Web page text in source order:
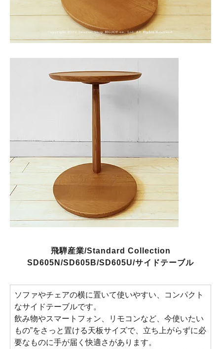
飛騨産業/Standard Collection
SD605N/SD605B/SD605U/サイドテーブル
ソファやチェアの横に置いて使いやすい、コンパクト
なサイドテーブルです。
飲み物やスマートフォン、リモコンなど、今使いたい
もの”をさっと置ける天板サイズで、立ち上がらずに必
要なものに手が届く快適さがあります。